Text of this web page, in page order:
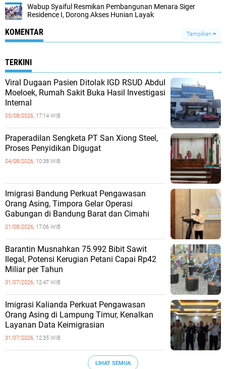
Wabup Syaiful Resmikan Pembangunan Menara Siger
Residence I, Dorong Akses Hunian Layak
KOMENTAR Tampilkan
TERKINI
Viral Dugaan Pasien Ditolak IGD RSUD Abdul
Moeloek, Rumah Sakit Buka Hasil Investigasi
Internal
05/08/2026, 17:14 WIB
Praperadilan Sengketa PT San Xiong Steel,
Proses Penyidikan Digugat
04/08/2026, 10:38 WIB
Imigrasi Bandung Perkuat Pengawasan
Orang Asing, Timpora Gelar Operasi
Gabungan di Bandung Barat dan Cimahi
01/08/2026, 17:06 WIB
Barantin Musnahkan 75.992 Bibit Sawit
Ilegal, Potensi Kerugian Petani Capai Rp42
Miliar per Tahun
31/07/2026, 12:47 WIB
Imigrasi Kalianda Perkuat Pengawasan
Orang Asing di Lampung Timur, Kenalkan
Layanan Data Keimigrasian
31/07/2026, 12:35 WIB
LIHAT SEMUA